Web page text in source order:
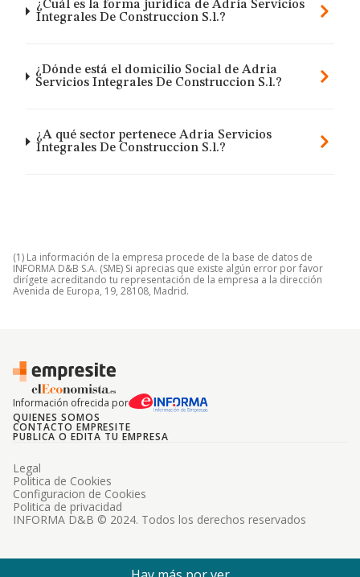
¿Cuál es la forma jurídica de Adria Servicios
Integrales De Construccion S.l.?
¿Dónde está el domicilio Social de Adria
Servicios Integrales De Construccion S.l.?
¿A qué sector pertenece Adria Servicios
Integrales De Construccion S.l.?
(1) La información de la empresa procede de la base de datos de
INFORMA D&B S.A. (SME) Si aprecias que existe algún error por favor
dirígete acreditando tu representación de la empresa a la dirección
Avenida de Europa, 19, 28108, Madrid.
Información ofrecida por
QUIENES SOMOS
CONTACTO EMPRESITE
PUBLICA O EDITA TU EMPRESA
INFORMA D&B © 2024. Todos los derechos reservados
Legal
Politica de Cookies
Configuracion de Cookies
Politica de privacidad